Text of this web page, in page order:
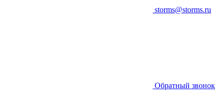
storms@storms.ru
Обратный звонок